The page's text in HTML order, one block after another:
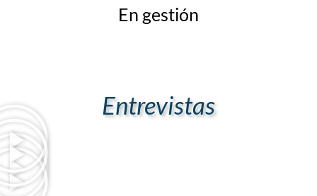
En gestión
Entrevistas